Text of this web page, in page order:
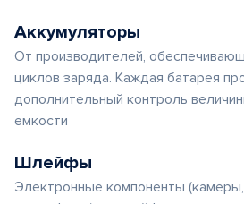
Аккумуляторы
От производителей,
циклов заряда. Каждая батарея
дополнительный контроль
емкости
Шлейфы
Электронные компоненты